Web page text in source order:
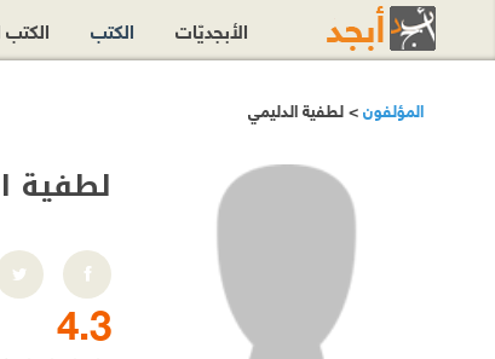
المؤلفون> لطفية الدليمي
لطفية
4.3
الأبجديّات الكتب